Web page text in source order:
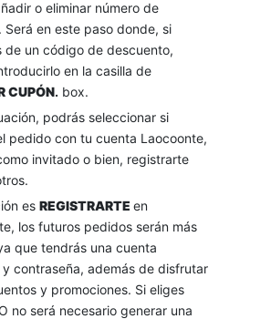
o eliminar número de
Será en este paso donde, si
de un código de descuento,
en la casilla de
CUPÓN. box.
podrás seleccionar si
pedido con tu cuenta Laocoonte,
invitado o bien, registrarte
es REGISTRARTE en
los futuros pedidos serán más
que tendrás una cuenta
y contraseña, además de disfrutar
y promociones. Si eliges
no será necesario generar una